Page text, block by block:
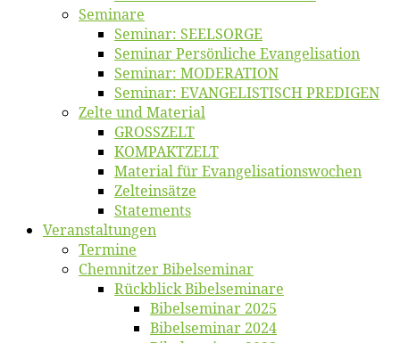
Se­mi­na­re
Se­mi­nar: SEELSORGE
Se­mi­nar Per­sön­li­che Evangelisation
Se­mi­nar: MODERATION
Se­mi­nar: EVANGELISTISCH PREDIGEN
Zel­te und Material
GROSSZELT
KOMPAKTZELT
Ma­te­ri­al für Evangelisationswochen
Zelt­ein­sät­ze
State­ments
Ver­an­stal­tun­gen
Ter­mi­ne
Chemnit­zer Bibelseminar
Rück­blick Bibelseminare
Bi­bel­se­mi­nar 2025
Bi­bel­se­mi­nar 2024